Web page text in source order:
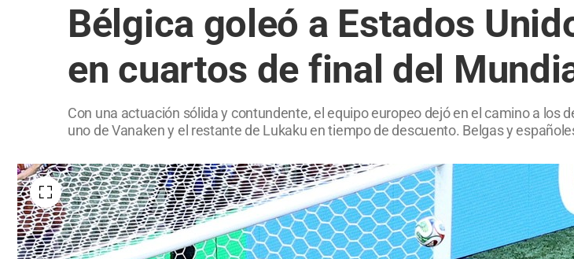
Bélgica goleó a Estados
en cuartos de final del
Con una actuación sólida y contundente, el equipo europeo dejó en el camino a los
uno de Vanaken y el restante de Lukaku en tiempo de descuento. Belgas y